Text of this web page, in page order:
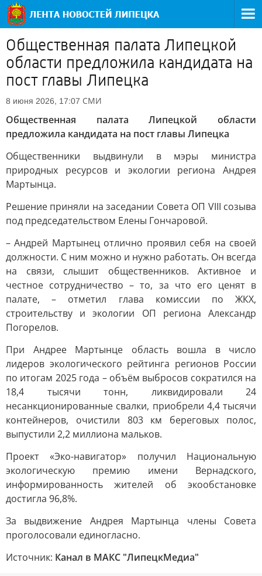
Общественная палата Липецкой
области предложила кандидата на
пост главы Липецка
8 июня 2026, 17:07 СМИ
Общественная палата Липецкой области
предложила кандидата на пост главы Липецка
Общественники выдвинули в мэры министра
природных ресурсов и экологии региона Андрея
Мартынца.
Решение приняли на заседании Совета ОП VIII созыва
под председательством Елены Гончаровой.
– Андрей Мартынец отлично проявил себя на своей
должности. С ним можно и нужно работать. Он всегда
на связи, слышит общественников. Активное и
честное сотрудничество – то, за что его ценят в
палате, – отметил глава комиссии по ЖКХ,
строительству и экологии ОП региона Александр
Погорелов.
При Андрее Мартынце область вошла в число
лидеров экологического рейтинга регионов России
по итогам 2025 года – объём выбросов сократился на
18,4 тысячи тонн, ликвидировали 24
несанкционированные свалки, приобрели 4,4 тысячи
контейнеров, очистили 803 км береговых полос,
выпустили 2,2 миллиона мальков.
Проект «Эко-навигатор» получил Национальную
экологическую премию имени Вернадского,
информированность жителей об экообстановке
достигла 96,8%.
За выдвижение Андрея Мартынца члены Совета
проголосовали единогласно.
Источник: Канал в МАКС "ЛипецкМедиа"